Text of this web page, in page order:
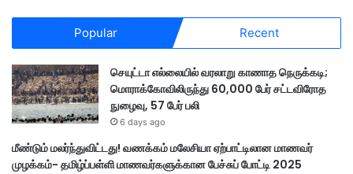
Popular Recent
செயுட்டா எல்லையில் வரலாறு காணாத நெருக்கடி;
மொராக்கோவிலிருந்து 60,000 பேர் சட்டவிரோத
நுழைவு, 57 பேர் பலி
6 days ago
மீண்டும் மலர்ந்துவிட்டது! வணக்கம் மலேசியா ஏற்பாட்டிலான மாணவர்
முழக்கம்- தமிழ்ப்பள்ளி மாணவர்களுக்கான பேச்சுப் போட்டி 2025